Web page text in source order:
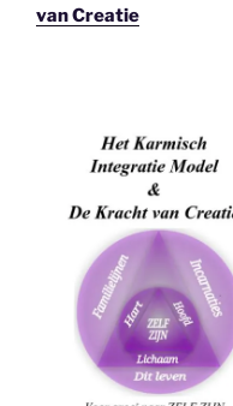
van Creatie